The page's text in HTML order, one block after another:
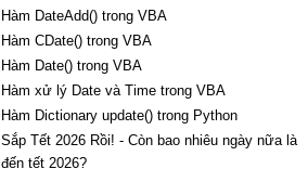
Hàm DateAdd() trong VBA
Hàm CDate() trong VBA
Hàm Date() trong VBA
Hàm xử lý Date và Time trong VBA
Hàm Dictionary update() trong Python
Sắp Tết 2026 Rồi! - Còn bao nhiêu ngày nữa là
đến tết 2026?